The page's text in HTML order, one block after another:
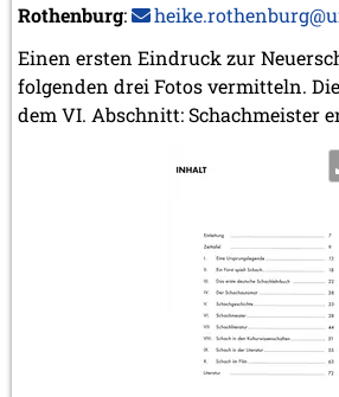
Rothenburg:
Einen ersten Eindruck zur
folgenden drei Fotos vermitteln.
dem VI. Abschnitt: Schachmeister